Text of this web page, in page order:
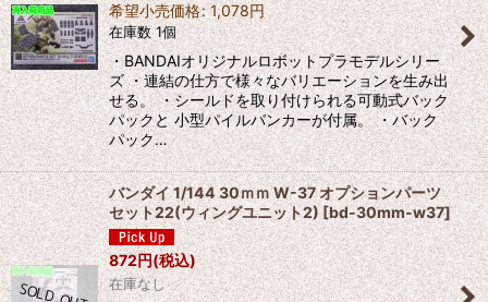
希望小売価格: 1,078円
在庫数 1個
・BANDAIオリジナルロボットプラモデルシリー
ズ ・連結の仕方で様々なバリエーションを生み出
せる。 ・シールドを取り付けられる可動式バック
パックと 小型パイルバンカーが付属。 ・バック
パック…
バンダイ 1/144 30ｍｍ W-37 オプションパーツ
セット22(ウィングユニット2) [bd-30mm-w37]
872円(税込)
在庫なし